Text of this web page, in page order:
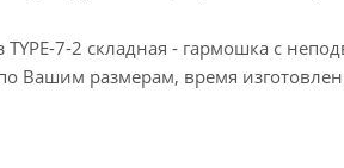
7-2 складная - гармошка с
Вашим размерам, время